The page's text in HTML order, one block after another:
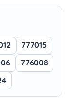
777015
776008